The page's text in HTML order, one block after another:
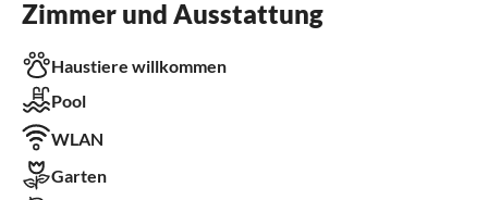
Zimmer und Ausstattung
Haustiere willkommen
Pool
WLAN
Garten